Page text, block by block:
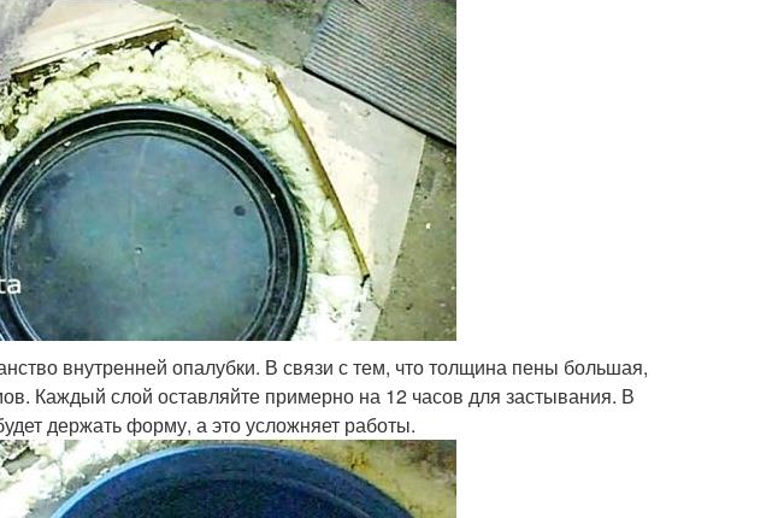
внутренней опалубки. В связи с тем, что толщина пены большая,
Каждый слой оставляйте примерно на 12 часов для застывания. В
держать форму, а это усложняет работы.